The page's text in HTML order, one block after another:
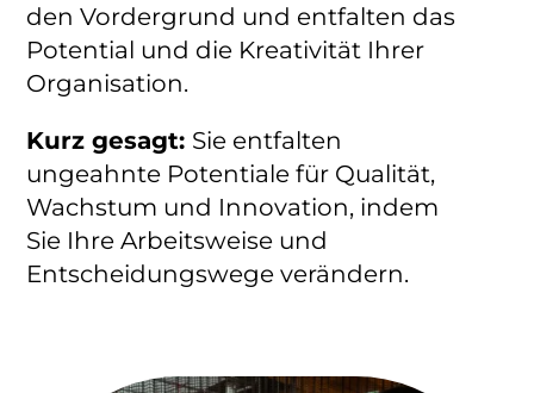
den Vordergrund und entfalten das
Potential und die Kreativität Ihrer
Organisation.
Kurz gesagt: Sie entfalten
ungeahnte Potentiale für Qualität,
Wachstum und Innovation, indem
Sie Ihre Arbeitsweise und
Entscheidungswege verändern.